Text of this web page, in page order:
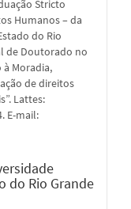
Stricto
Humanos – da
do Rio
de Doutorado no
à Moradia,
de direitos
Lattes:
E-mail:
do Rio Grande